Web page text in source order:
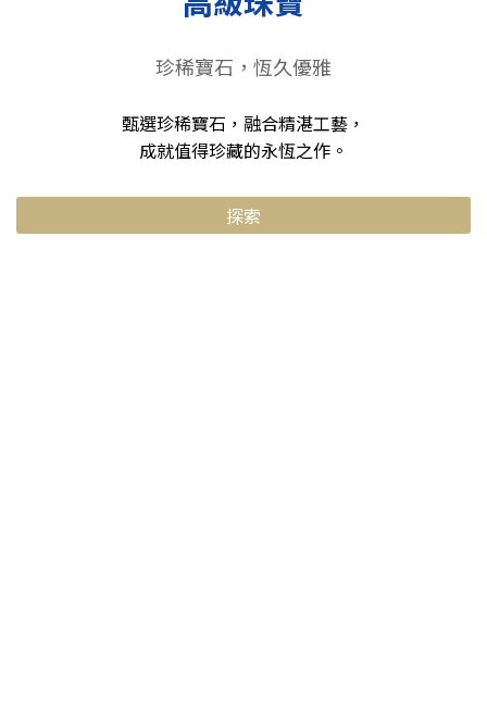
珍稀寶石，恆久優雅
甄選珍稀寶石，融合精湛工藝，
成就值得珍藏的永恆之作。
探索